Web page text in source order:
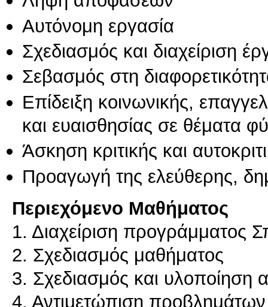
Αυτόνομη εργασία
Σχεδιασμός και διαχείριση
Σεβασμός στη
Επίδειξη κοινωνικής,
και ευαισθησίας σε θέματα
Άσκηση κριτικής και
Προαγωγή της ελεύθερης,
Περιεχόμενο Μαθήματος
1. Διαχείριση προγράμματος
2. Σχεδιασμός μαθήματος
3. Σχεδιασμός και υλοποίηση
4. Αντιμετώπιση προβλημάτων